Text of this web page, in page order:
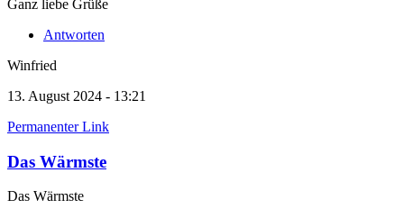
Ganz liebe Grüße
Antworten
Winfried
13. August 2024 - 13:21
Permanenter Link
Das Wärmste
Das Wärmste